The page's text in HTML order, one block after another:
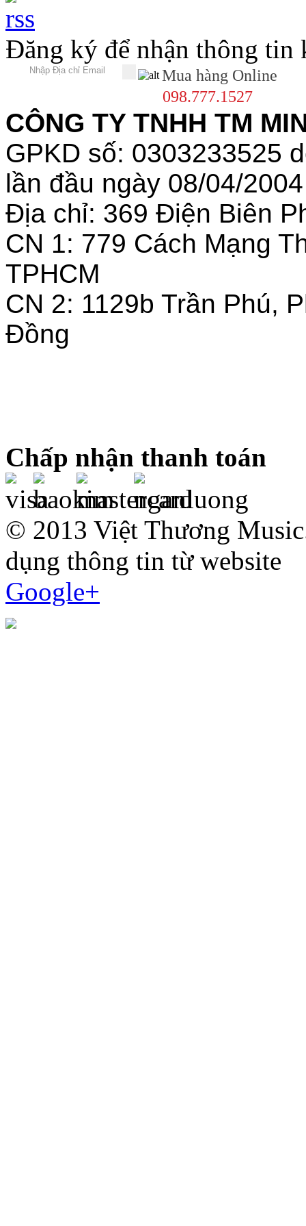
Đăng ký để nhận thông tin
Mua hàng Online
098.777.1527
CÔNG TY TNHH TM
GPKD số: 0303233525
lần đầu ngày 08/04/2004
Địa chỉ: 369 Điện Biên
CN 1: 779 Cách Mạng
TPHCM
CN 2: 1129b Trần Phú,
Đồng
Chấp nhận thanh toán
© 2013 Việt Thương
dụng thông tin từ website
Google+